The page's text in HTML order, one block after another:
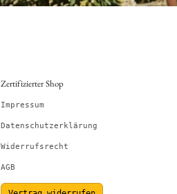
Zertifizierter Shop
Impressum
Datenschutzerklärung
Widerrufsrecht
AGB